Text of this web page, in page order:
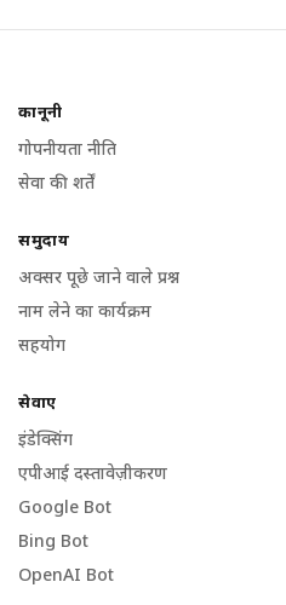
कानूनी
गोपनीयता नीति
सेवा की शर्तें
समुदाय
अक्सर पूछे जाने वाले प्रश्न
नाम लेने का कार्यक्रम
सहयोग
सेवाएं
इंडेक्सिंग
एपीआई दस्तावेज़ीकरण
Google Bot
Bing Bot
OpenAI Bot